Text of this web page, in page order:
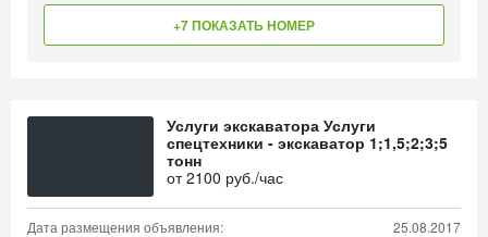
+7 ПОКАЗАТЬ НОМЕР
Услуги экскаватора Услуги
спецтехники - экскаватор 1;1,5;2;3;5
тонн
от2100 руб./час
Дата размещения объявления: 25.08.2017